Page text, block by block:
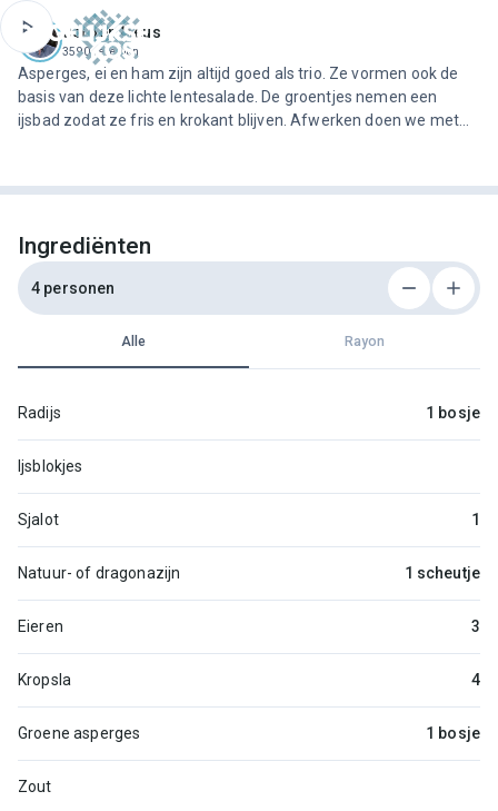
Jeroen Meus
3590 recepten
Asperges, ei en ham zijn altijd goed als trio. Ze vormen ook de
basis van deze lichte lentesalade. De groentjes nemen een
ijsbad zodat ze fris en krokant blijven. Afwerken doen we met
Ingrediënten
4 personen
Alle Rayon
Radijs 1 bosje
Ijsblokjes
Sjalot 1
Natuur- of dragonazijn 1 scheutje
Eieren 3
Kropsla 4
Groene asperges 1 bosje
Zout